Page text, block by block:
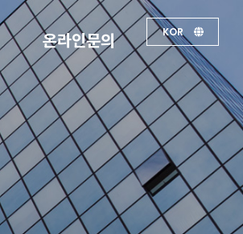
온라인문의 KOR